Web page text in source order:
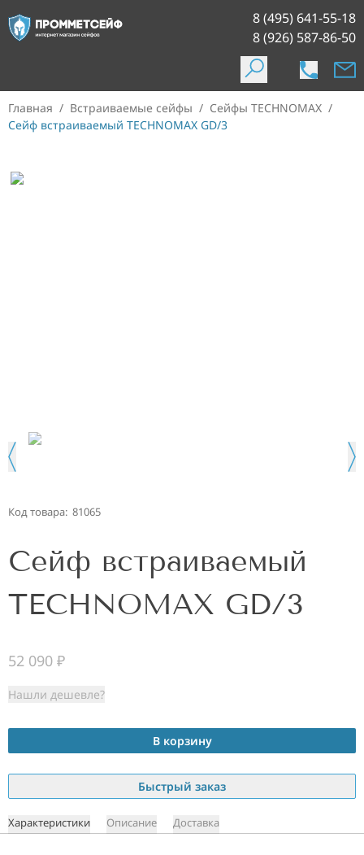
8 (495) 641-55-18
8 (926) 587-86-50
Главная / Встраиваемые сейфы / Сейфы TECHNOMAX /
Сейф встраиваемый TECHNOMAX GD/3
Код товара: 81065
Сейф встраиваемый
TECHNOMAX GD/3
52 090 ₽
Нашли дешевле?
В корзину
Быстрый заказ
Характеристики Описание Доставка